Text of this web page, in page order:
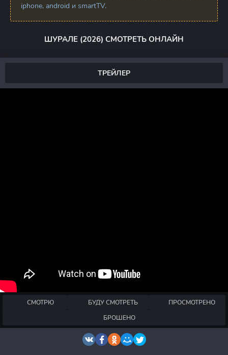
iphone, android и smartTV.
ШУРАЛЕ (2026) СМОТРЕТЬ ОНЛАЙН
ТРЕЙЛЕР
СМОТРЮ БУДУ СМОТРЕТЬ
ПРОСМОТРЕНО
БРОШЕНО